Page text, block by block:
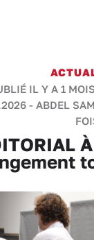
IL Y A 1
- ABDEL